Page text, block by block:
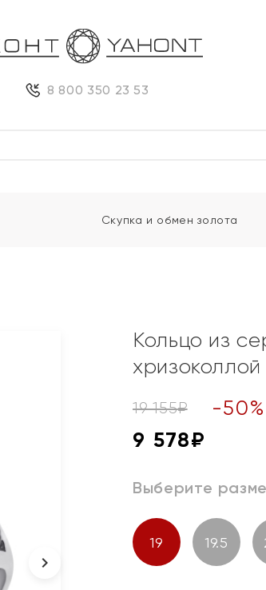
8 800 350 23 53
Скупка и обмен золота
Кольцо из
хризоколлой
19 155₽ -50%
9 578₽
Выберите
19 19.5